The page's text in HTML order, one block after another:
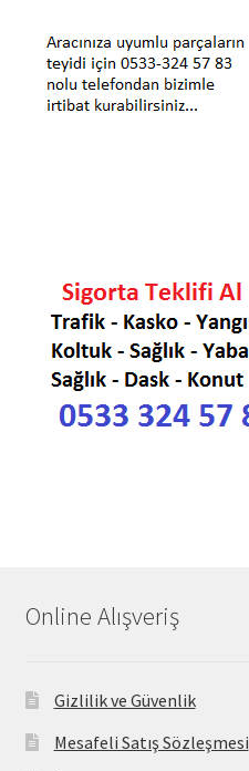
Online Alışveriş
Gizlilik ve Güvenlik
Mesafeli Satış Sözleşmesi